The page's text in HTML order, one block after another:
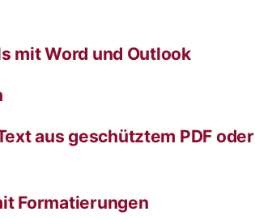
mit Word und Outlook
aus geschütztem PDF oder
Formatierungen